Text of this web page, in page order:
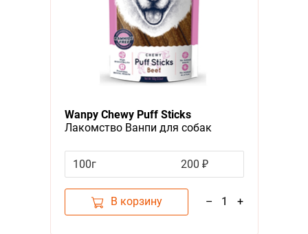
Wanpy Chewy Puff Sticks
Лакомство Ванпи для собак
100г
200 ₽
В корзину – 1 +